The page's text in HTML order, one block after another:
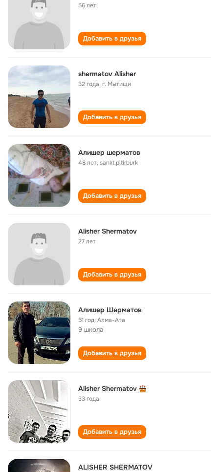
56 лет
Добавить в друзья
shermatov Alisher
32 года,г. Мытищи
Добавить в друзья
Алишeр шeрмaтов
48 лет,sankt.pitirburk
Добавить в друзья
Alisher Shermatov
27 лет
Добавить в друзья
Алишер Шерматов
51 год,Алма-Ата
9 школа
Добавить в друзья
Alisher Shermatov
33 года
Добавить в друзья
ALISHER SHERMATOV